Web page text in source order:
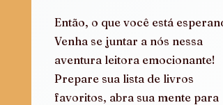
Então, o que você está
Venha se juntar a nós nessa
aventura leitora emocionante!
Prepare sua lista de livros
favoritos, abra sua mente para